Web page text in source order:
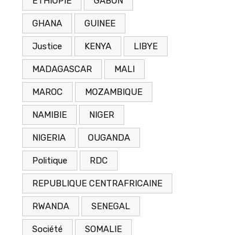
GHANA GUINEE
Justice KENYA LIBYE
MADAGASCAR MALI
MAROC MOZAMBIQUE
NAMIBIE NIGER
NIGERIA OUGANDA
Politique RDC
REPUBLIQUE CENTRAFRICAINE
RWANDA SENEGAL
Société SOMALIE